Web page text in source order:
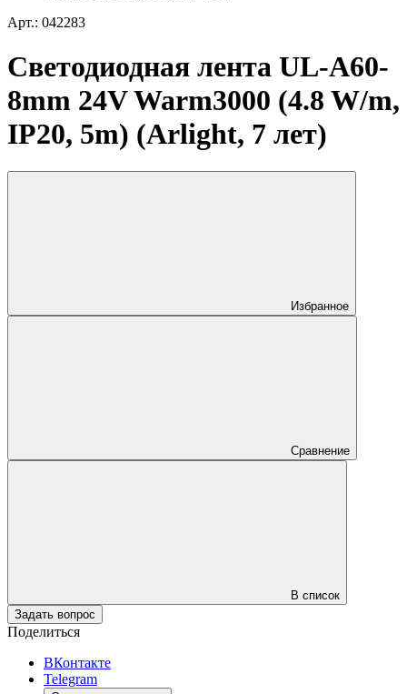
Арт.: 042283
Светодиодная лента UL-A60-
8mm 24V Warm3000 (4.8 W/m,
IP20, 5m) (Arlight, 7 лет)
Избранное
Сравнение
В список
Задать вопрос
Поделиться
ВКонтакте
Telegram